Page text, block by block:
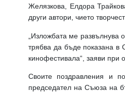
Желязкова, Елдора
други автори, чието
„Изложбата ме
трябва да бъде показана в
кинофестивала“, заяви при
Своите поздравления и
председател на Съюза на